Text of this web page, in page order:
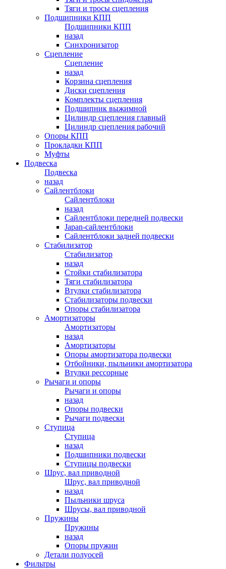
Тяги и тросы сцепления
Подшипники КПП
Подшипники КПП
назад
Синхронизатор
Сцепление
Сцепление
назад
Корзина сцепления
Диски сцепления
Комплекты сцепления
Подшипник выжимной
Цилиндр сцепления главный
Цилиндр сцепления рабочий
Опоры КПП
Прокладки КПП
Муфты
Подвеска
Подвеска
назад
Сайлентблоки
Сайлентблоки
назад
Сайлентблоки передней подвески
Japan-сайлентблоки
Сайлентблоки задней подвески
Стабилизатор
Стабилизатор
назад
Стойки стабилизатора
Тяги стабилизатора
Втулки стабилизатора
Стабилизаторы подвески
Опоры стабилизатора
Амортизаторы
Амортизаторы
назад
Амортизаторы
Опоры амортизатора подвески
Отбойники, пыльники амортизатора
Втулки рессорные
Рычаги и опоры
Рычаги и опоры
назад
Опоры подвески
Рычаги подвески
Ступица
Ступица
назад
Подшипники подвески
Ступицы подвески
Шрус, вал приводной
Шрус, вал приводной
назад
Пыльники шруса
Шрусы, вал приводной
Пружины
Пружины
назад
Опоры пружин
Детали полуосей
Фильтры